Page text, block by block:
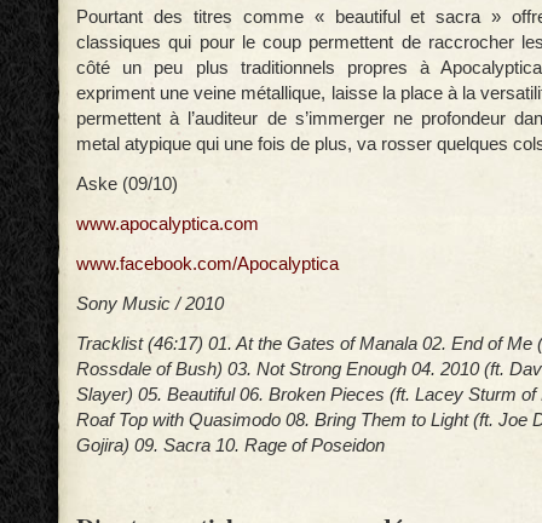
Pourtant des titres comme « beautiful et sacra »
classiques qui pour le coup permettent de raccrocher
côté un peu plus traditionnels propres à
expriment une veine métallique, laisse la place à la
permettent à l’auditeur de s’immerger ne profondeur
metal atypique qui une fois de plus, va rosser quelques
Aske (09/10)
www.apocalyptica.com
www.facebook.com/Apocalyptica
Sony Music / 2010
Tracklist (46:17) 01. At the Gates of Manala 02. End of Me
Rossdale of Bush) 03. Not Strong Enough 04. 2010 (ft.
Slayer) 05. Beautiful 06. Broken Pieces (ft. Lacey Sturm of
Roaf Top with Quasimodo 08. Bring Them to Light (ft. Joe
Gojira) 09. Sacra 10. Rage of Poseidon